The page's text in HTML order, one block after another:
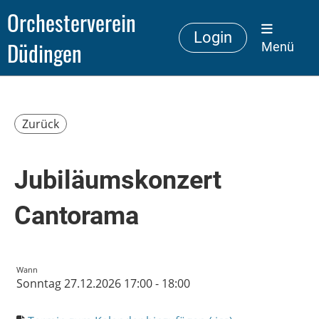
Orchesterverein
Düdingen
Login
Menü
Zurück
Jubiläumskonzert
Cantorama
Wann
Sonntag 27.12.2026 17:00 - 18:00